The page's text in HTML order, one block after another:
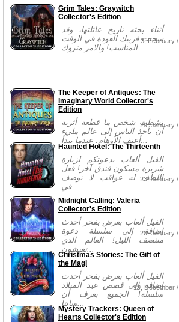
Grim Tales: Graywitch
Collector's Edition
أثناء بحثه تاريخ عائلتها، وقد
سحبت قريبك العودة في الوقت
المناسب! والامر متروك...
3, February /
The Keeper of Antiques: The
Imaginary World Collector's
Edition
نشطت شخص ما قطعة أثرية
أن يأخذ الناس إلى عالم مليء
أعنف الأوهام. عندما يبدأ...
29, January /
Haunted Hotel: The Thirteenth
الفيل ألعاب بدعوتكم لزيارة
شريرة مسكون فندق آخر! فعل
اللطف له عواقب لا توصف
في...
23, January /
Midnight Calling: Valeria
Collector's Edition
الفيل ألعاب يعرض بفخر أحدث
إضافة إلى سلسلة دعوة
منتصف الليل! العالم الذي
تعيشون...
20, January /
Christmas Stories: The Gift of
the Magi
الفيل ألعاب يعرض بفخر أحدث
إضافة إلى قصص عيد الميلاد
سلسلة! الجميع يعرف أن
سانتا...
19, December /
Mystery Trackers: Queen of
Hearts Collector's Edition